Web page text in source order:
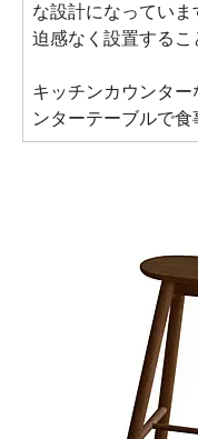
な設計になってい
迫感なく設置するこ
キッチンカウンタ
ンターテーブルで食